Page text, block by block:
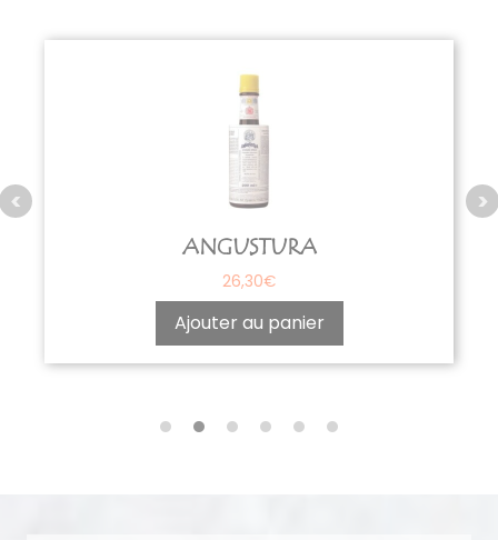
ANGUSTURA
26,30€
Ajouter au panier